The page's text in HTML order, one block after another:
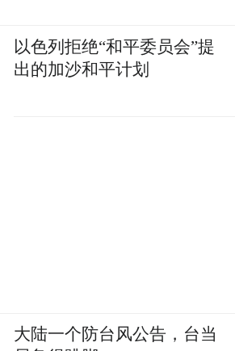
以色列拒绝“和平委员会”提
出的加沙和平计划
大陆一个防台风公告，台当